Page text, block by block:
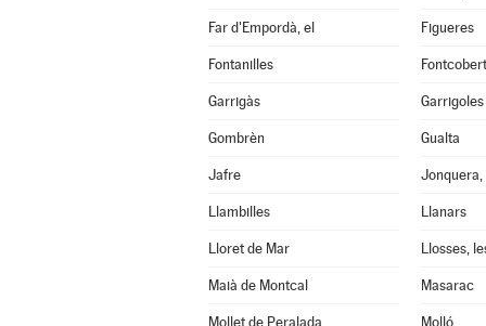
Far d'Empordà, el Figueres
Fontanilles
Garrigàs Garrigoles
Gombrèn Gualta
Jafre Jonquera,
Llambilles Llanars
Lloret de Mar Llosses,
Maià de Montcal Masarac
Mollet de Peralada Molló